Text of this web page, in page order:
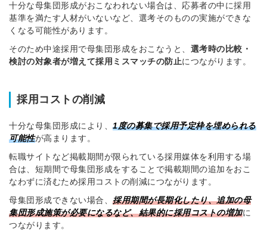
十分な母集団形成がおこなわれない場合は、応募者の中に採用
基準を満たす人材がいないなど、選考そのものの実施ができな
くなる可能性があります。
そのため中途採用で母集団形成をおこなうと、 選考時の比較・
検討の対象者が増えて採用ミスマッチの防止につながります。
採用コストの削減
十分な母集団形成により、 1度の募集で採用予定枠を埋められる
可能性が高まります。
転職サイトなど掲載期間が限られている採用媒体を利用する場
合は、短期間で母集団形成をすることで掲載期間の追加をおこ
なわずに済むため採用コストの削減につながります。
母集団形成できない場合、 採用期間が長期化したり、追加の母
集団形成施策が必要になるなど、結果的に採用コストの増加に
つながります。